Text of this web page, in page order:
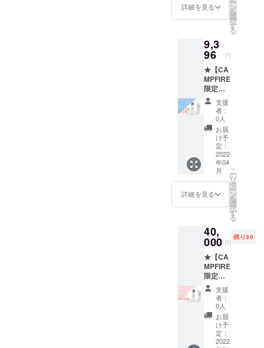
（販売
1本）1
本 販売
予定価
格
￥6,960
▶︎
【￥3,8
28（税
込・送
料
込）】
└45%O
Lu-mo
スキン
ケア
ショ
ン 内
容
量:150
mL（販
売予定
価格
¥3,980/
1本）
2本 Lu-
moフェ
イシャ
ウォッ
シュ
内容
量:150g
¥2,980/
1本） 2
本 販売
予定価
格
￥13,92
0 ▶︎
【￥6,9
60（税
込・送
込）】
└50%O
詳細を見る ン
を
選
択
す
る
9,3
96 円
★【CA
MPFIRE
限定
割】Lu-
moスキ
ンケア
セット
(3ヶ月
集中
コース)
＜セッ
ト内容
＞ Lu-
moスキ
ンケア
ロー
ン 内
容
量:150
mL（販
売予定
価格
¥3,980/
1本）
3本 Lu-
moフェ
イシャ
ウォッ
支援
者：
0人
お届
け予
定：
2022
年04
月
詳細を見る
こ
の
リ
タ
ー
ン
を
選
択
す
る
40,
000 円
残り30
★【CA
MPFIRE
限定】
Lu-mo
いちね
ん割
コース
＜セッ
ト内容
＞ ・Lu-
支援
者：
0人
お届
け予
定：
2022